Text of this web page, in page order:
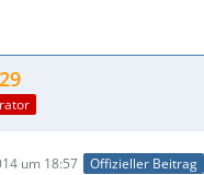
um 18:57 Offizieller Beitrag